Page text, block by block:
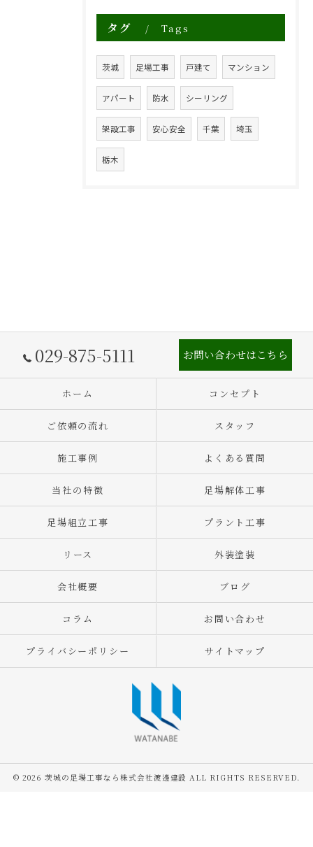
タグ Tags
茨城 足場工事 戸建て マンション
アパート 防水 シーリング
架設工事 安心安全 千葉 埼玉
栃木
029-875-5111 お問い合わせはこちら
ホーム コンセプト
ご依頼の流れ スタッフ
施工事例 よくある質問
当社の特徴 足場解体工事
足場組立工事 プラント工事
リース 外装塗装
会社概要 ブログ
コラム お問い合わせ
プライバシーポリシー サイトマップ
© 2026 茨城の足場工事なら株式会社渡邊建設 ALL RIGHTS RESERVED.